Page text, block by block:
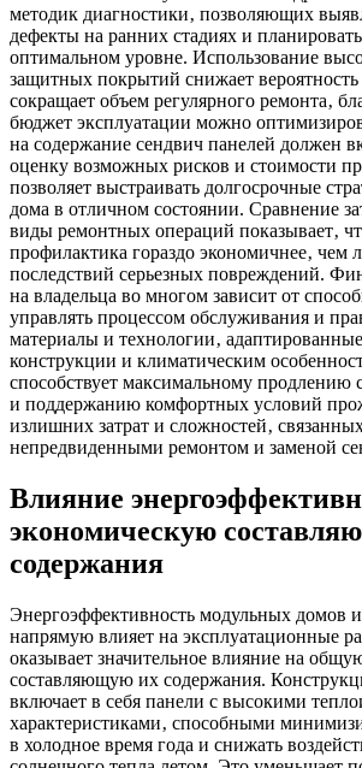
методик диагностики‚ позволяющих
дефекты на ранних стадиях и
оптимальном уровне. Использование
защитных покрытий снижает
сокращает объем регулярного ремонта‚
бюджет эксплуатации можно
на содержание сендвич панелей должен
оценку возможных рисков и стоимости
позволяет выстраивать долгосрочные
дома в отличном состоянии. Сравнение
виды ремонтных операций показывает‚
профилактика гораздо экономичнее‚ чем
последствий серьезных повреждений.
на владельца во многом зависит от
управлять процессом обслуживания и
материалы и технологии‚
конструкции и климатическим
способствует максимальному продлению
и поддержанию комфортных условий
излишних затрат и сложностей‚
непредвиденными ремонтом и заменой
Влияние
экономическую
содержания
Энергоэффективность модульных домов
напрямую влияет на эксплуатационные
оказывает значительное влияние на
составляющую их содержания.
включает в себя панели с высокими
характеристиками‚ способными
в холодное время года и снижать